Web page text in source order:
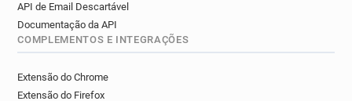
API de Email Descartável
Documentação da API
COMPLEMENTOS E INTEGRAÇÕES
Extensão do Chrome
Extensão do Firefox